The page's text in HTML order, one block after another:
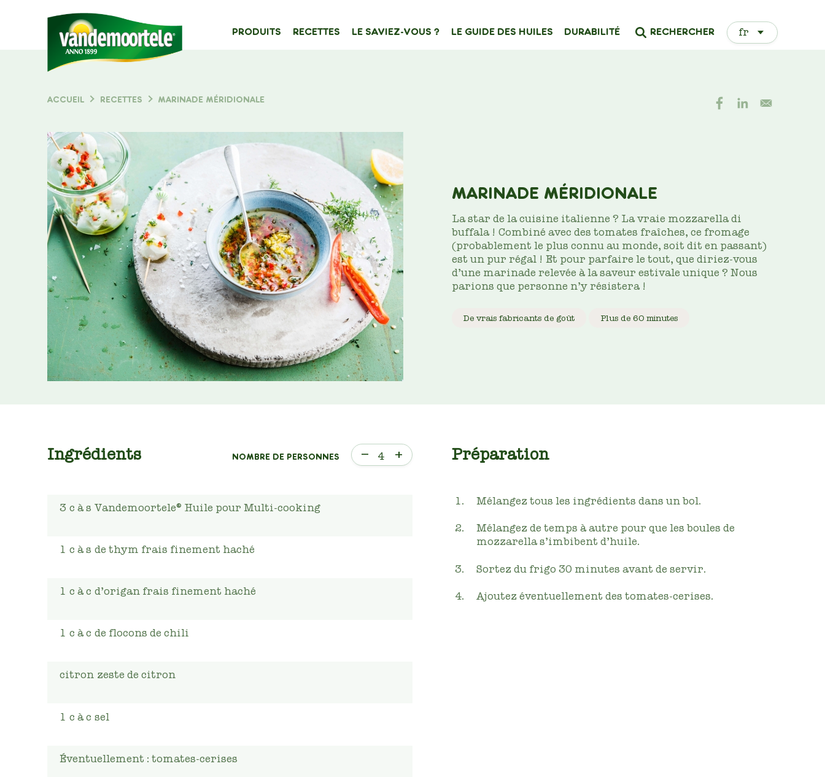
Type de contenu
MAIN
PRODUITS RECETTES LE SAVIEZ-VOUS ? LE GUIDE DES HUILES DURABILITÉ
Select
your
RECHERCHER
FIL
ACCUEIL RECETTES MARINADE MÉRIDIONALE
MARINADE MÉRIDIONALE
La star de la cuisine italienne ? La vraie mozzarella di
buffala ! Combiné avec des tomates fraîches, ce fromage
(probablement le plus connu au monde, soit dit en passant)
est un pur régal ! Et pour parfaire le tout, que diriez-vous
d’une marinade relevée à la saveur estivale unique ? Nous
parions que personne n’y résistera !
De vrais fabricants de goût Plus de 60 minutes
Ingrédients NOMBRE DE PERSONNES – 4 +
3 c à s Vandemoortele® Huile pour Multi-cooking
1 c à s de thym frais finement haché
1 c à c d’origan frais finement haché
1 c à c de flocons de chili
citron zeste de citron
1 c à c sel
Éventuellement : tomates-cerises
Préparation
Mélangez tous les ingrédients dans un bol.
Mélangez de temps à autre pour que les boules de
mozzarella s’imbibent d’huile.
Sortez du frigo 30 minutes avant de servir.
Ajoutez éventuellement des tomates-cerises.